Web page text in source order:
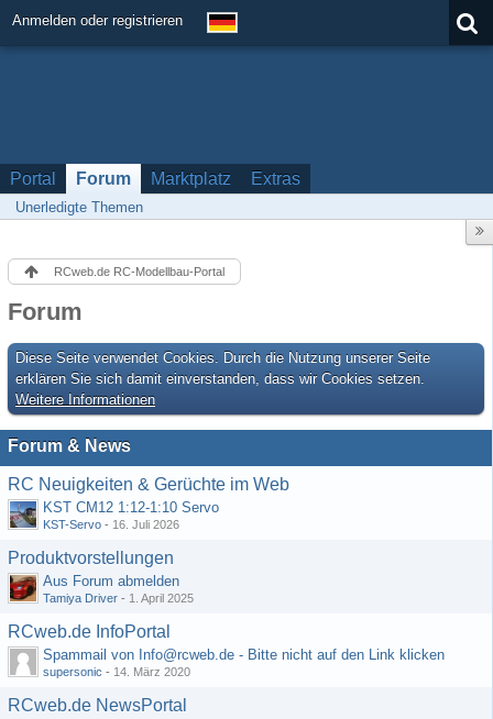
Anmelden oder registrieren
Portal Forum Marktplatz Extras
Unerledigte Themen
RCweb.de RC-Modellbau-Portal
Forum
Diese Seite verwendet Cookies. Durch die Nutzung unserer Seite
erklären Sie sich damit einverstanden, dass wir Cookies setzen.
Weitere Informationen
Forum & News
RC Neuigkeiten & Gerüchte im Web
KST CM12 1:12-1:10 Servo
KST-Servo - 16. Juli 2026
Produktvorstellungen
Aus Forum abmelden
Tamiya Driver - 1. April 2025
RCweb.de InfoPortal
Spammail von Info@rcweb.de - Bitte nicht auf den Link klicken
supersonic - 14. März 2020
RCweb.de NewsPortal